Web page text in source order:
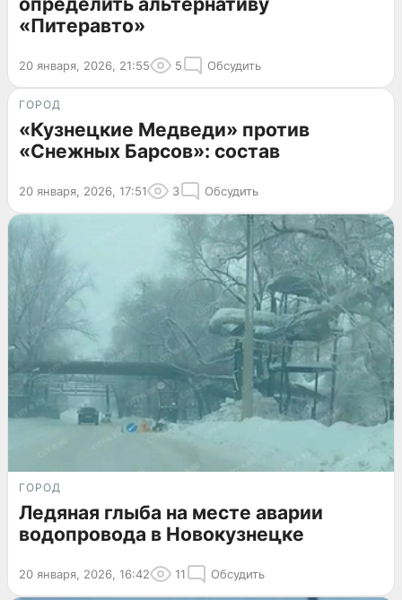
«Питеравто»
20 января, 2026, 21:55 5 Обсудить
ГОРОД
«Кузнецкие Медведи» против
«Снежных Барсов»: состав
20 января, 2026, 17:51 3 Обсудить
ГОРОД
Ледяная глыба на месте аварии
водопровода в Новокузнецке
20 января, 2026, 16:42 11 Обсудить